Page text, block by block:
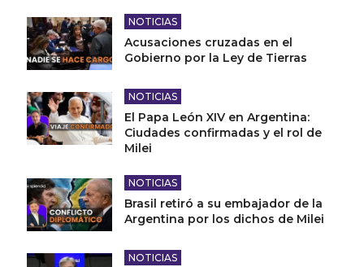
NOTICIAS
Acusaciones cruzadas en el
Gobierno por la Ley de Tierras
NOTICIAS
El Papa León XIV en Argentina:
Ciudades confirmadas y el rol de
Milei
NOTICIAS
Brasil retiró a su embajador de la
Argentina por los dichos de Milei
NOTICIAS